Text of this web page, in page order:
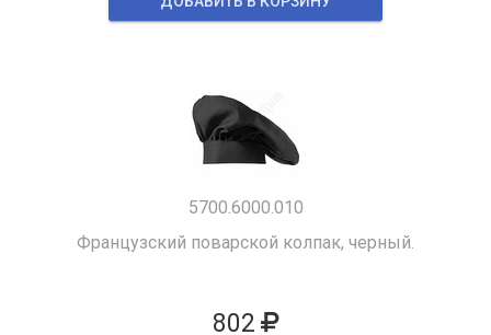
5700.6000.010
Французский поварской колпак, черный.
802